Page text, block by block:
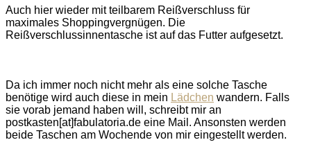
Auch hier wieder mit teilbarem Reißverschluss für
maximales Shoppingvergnügen. Die
Reißverschlussinnentasche ist auf das Futter aufgesetzt.
Da ich immer noch nicht mehr als eine solche Tasche
benötige wird auch diese in mein Lädchen wandern. Falls
sie vorab jemand haben will, schreibt mir an
postkasten[at]fabulatoria.de eine Mail. Ansonsten werden
beide Taschen am Wochende von mir eingestellt werden.